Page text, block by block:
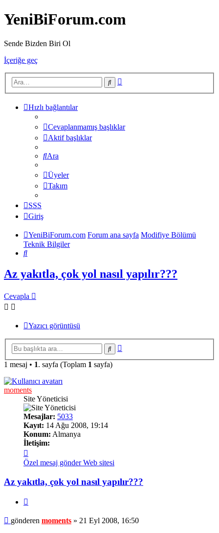
YeniBiForum.com
Sende Bizden Biri Ol
İçeriğe geç
Ara
Hızlı bağlantılar
Cevaplanmamış başlıklar
Aktif başlıklar
Ara
Üyeler
Takım
SSS
Giriş
YeniBiForum.com Forum ana sayfa Modifiye Bölümü
Teknik Bilgiler
Ara
Az yakıtla, çok yol nasıl yapılır???
Cevapla
Yazıcı görüntüsü
Ara
1 mesaj • 1. sayfa (Toplam 1 sayfa)
moments
Site Yöneticisi
Mesajlar: 5033
Kayıt: 14 Ağu 2008, 19:14
Konum: Almanya
İletişim:
moments
Özel mesaj gönder Web sitesi
Az yakıtla, çok yol nasıl yapılır???
Mesaj
gönderen moments » 21 Eyl 2008, 16:50